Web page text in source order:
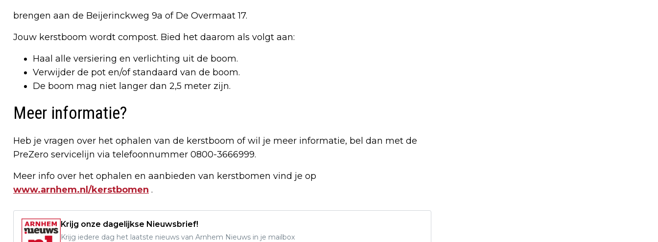
brengen aan de Beijerinckweg 9a of De Overmaat 17.
Jouw kerstboom wordt compost. Bied het daarom als volgt aan:
Haal alle versiering en verlichting uit de boom.
Verwijder de pot en/of standaard van de boom.
De boom mag niet langer dan 2,5 meter zijn.
Meer informatie?
Heb je vragen over het ophalen van de kerstboom of wil je meer informatie, bel dan met de
PreZero servicelijn via telefoonnummer 0800-3666999.
Meer info over het ophalen en aanbieden van kerstbomen vind je op
www.arnhem.nl/kerstbomen .
Krijg onze dagelijkse Nieuwsbrief!
Krijg iedere dag het laatste nieuws van Arnhem Nieuws in je mailbox